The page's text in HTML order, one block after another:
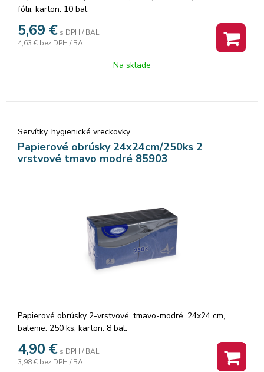
fólii, karton: 10 bal.
5,69 € s DPH / BAL
4,63 € bez DPH / BAL
Na sklade
Servítky, hygienické vreckovky
Papierové obrúsky 24x24cm/250ks 2
vrstvové tmavo modré 85903
Papierové obrúsky 2-vrstvové, tmavo-modré, 24x24 cm,
balenie: 250 ks, karton: 8 bal.
4,90 € s DPH / BAL
3,98 € bez DPH / BAL